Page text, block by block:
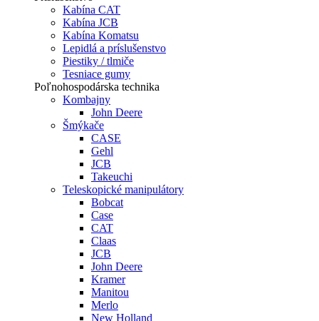
Kabína CAT
Kabína JCB
Kabína Komatsu
Lepidlá a príslušenstvo
Piestiky / tlmiče
Tesniace gumy
Poľnohospodárska technika
Kombajny
John Deere
Šmýkače
CASE
Gehl
JCB
Takeuchi
Teleskopické manipulátory
Bobcat
Case
CAT
Claas
JCB
John Deere
Kramer
Manitou
Merlo
New Holland